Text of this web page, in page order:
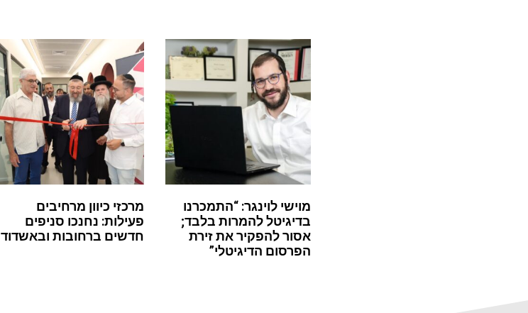
מוישי לוינגר: “התמכרנו
בדיגיטל להמרות בלבד;
אסור להפקיר את זירת
הפרסום הדיגיטלי”
מרכזי כיוון מרחיבים
פעילות: נחנכו סניפים
חדשים ברחובות ובאשדוד